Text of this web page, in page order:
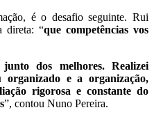
é o desafio seguinte. Rui
direta: “que competências vos
dos melhores. Realizei
e a organização,
rigorosa e constante do
”, contou Nuno Pereira.